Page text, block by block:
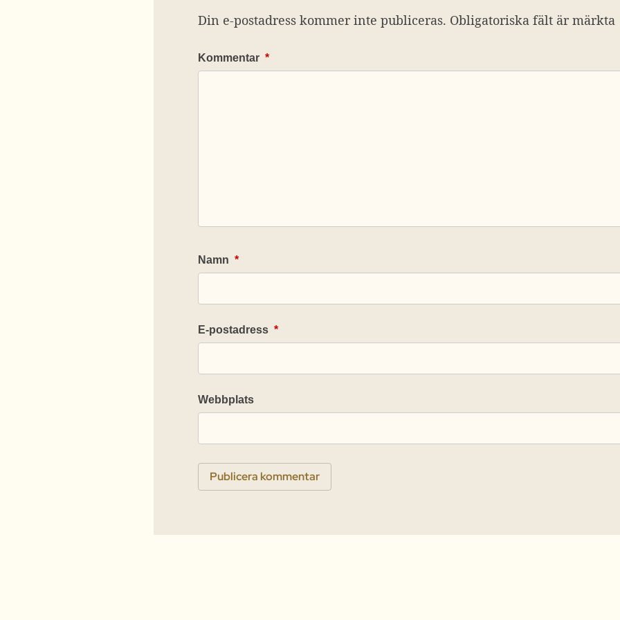
Din e-postadress kommer inte publiceras. Obligatoriska fält är märkta
Kommentar *
Namn *
E-postadress *
Webbplats